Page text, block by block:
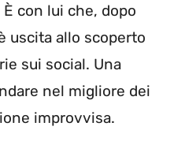
È con lui che, dopo
uscita allo scoperto
sui social. Una
nel migliore dei
improvvisa.